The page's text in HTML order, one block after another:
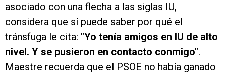
asociado con una flecha a las siglas IU,
considera que sí puede saber por qué el
tránsfuga le cita: "Yo tenía amigos en IU de alto
nivel. Y se pusieron en contacto conmigo".
Maestre recuerda que el PSOE no había ganado